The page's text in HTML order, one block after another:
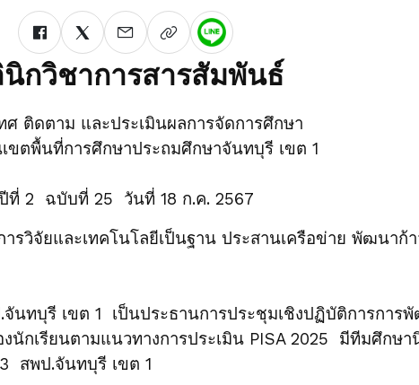
กวิชาการสารสัมพันธ์
ศ ติดตาม และประเมินผลการจัดการศึกษา
ขตพื้นที่การศึกษาประถมศึกษาจันทบุรี เขต 1
ที่ 2 ฉบับที่ 25 วันที่ 18 ก.ค. 2567
รวิจัยและเทคโนโลยีเป็นฐาน ประสานเครือข่าย พัฒนาก้
เขต 1 เป็นประธานการประชุมเชิงปฏิบัติการการพั
กเรียนตามแนวทางการประเมิน PISA 2025 มีทีมศึกษ
สพป.จันทบุรี เขต 1